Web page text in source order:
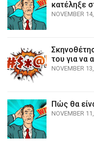
κατέληξε
NOVEMBER
του για να
NOVEMBER
Πώς θα
NOVEMBER